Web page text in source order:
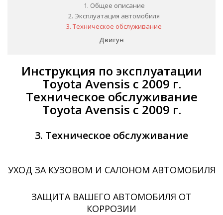
1. Общее описание
2. Эксплуатация автомобиля
3. Техническое обслуживание
Двигун
Инструкция по эксплуатации
Toyota Avensis с 2009 г.
Техническое обслуживание
Toyota Avensis с 2009 г.
3. Техническое обслуживание
УХОД ЗА КУЗОВОМ И САЛОНОМ АВТОМОБИЛЯ
ЗАЩИТА ВАШЕГО АВТОМОБИЛЯ ОТ
КОРРОЗИИ